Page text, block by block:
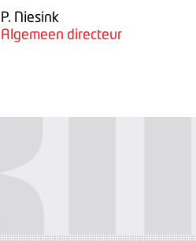
P. Niesink
Algemeen directeur